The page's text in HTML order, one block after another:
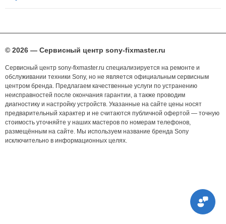
© 2026 — Сервисный центр sony-fixmaster.ru
Сервисный центр sony-fixmaster.ru специализируется на ремонте и
обслуживании техники Sony, но не является официальным сервисным
центром бренда. Предлагаем качественные услуги по устранению
неисправностей после окончания гарантии, а также проводим
диагностику и настройку устройств. Указанные на сайте цены носят
предварительный характер и не считаются публичной офертой — точную
стоимость уточняйте у наших мастеров по номерам телефонов,
размещённым на сайте. Мы используем название бренда Sony
исключительно в информационных целях.